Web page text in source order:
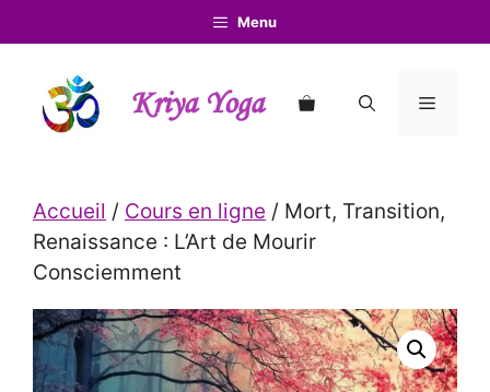
au
contenu
Menu
Kriya Yoga Menu
Accueil / Cours en ligne / Mort, Transition,
Renaissance : L’Art de Mourir
Consciemment